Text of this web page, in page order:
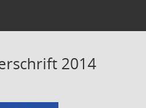
2014